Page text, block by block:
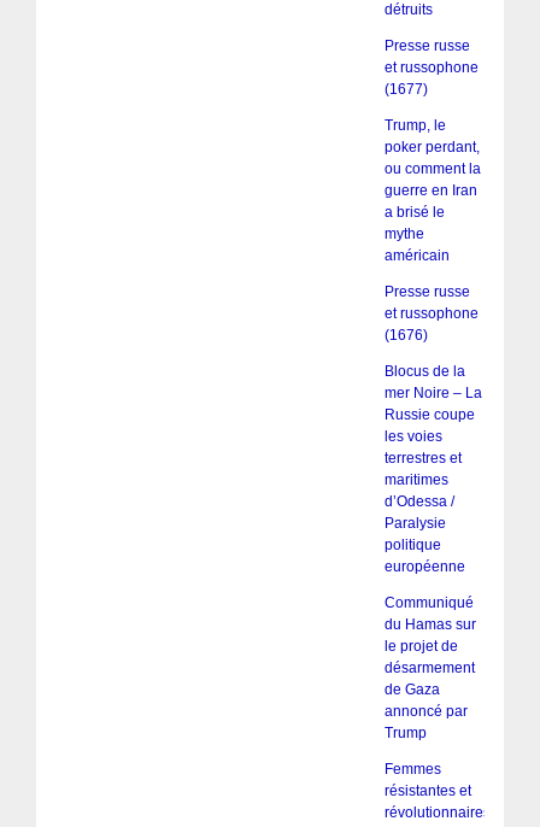
détruits
Presse russe
et russophone
(1677)
Trump, le
poker perdant,
ou comment la
guerre en Iran
a brisé le
mythe
américain
Presse russe
et russophone
(1676)
Blocus de la
mer Noire – La
Russie coupe
les voies
terrestres et
maritimes
d’Odessa /
Paralysie
politique
européenne
Communiqué
du Hamas sur
le projet de
désarmement
de Gaza
annoncé par
Trump
Femmes
résistantes et
révolutionnaires